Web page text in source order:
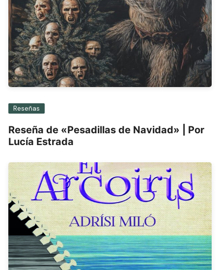
Reseñas
Reseña de «Pesadillas de Navidad» | Por
Lucía Estrada